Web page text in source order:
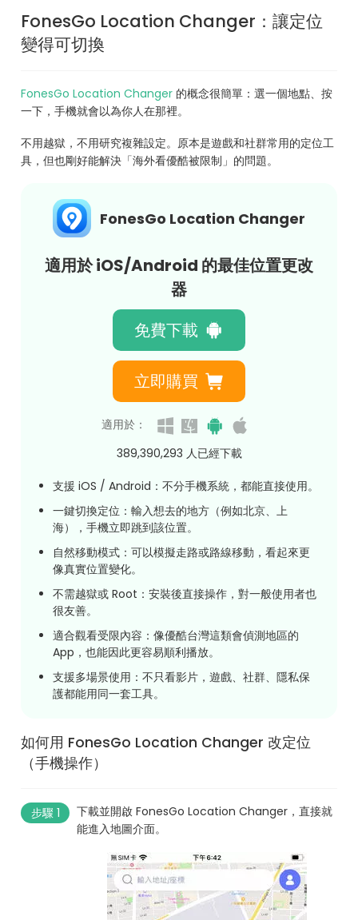
FonesGo Location Changer：讓定位
變得可切換
FonesGo Location Changer 的概念很簡單：選一個地點、按
一下，手機就會以為你人在那裡。
不用越獄，不用研究複雜設定。原本是遊戲和社群常用的定位工
具，但也剛好能解決「海外看優酷被限制」的問題。
FonesGo Location Changer
適用於 iOS/Android 的最佳位置更改
器
免費下載
立即購買
適用於：
389,390,298 人已經下載
支援 iOS / Android：不分手機系統，都能直接使用。
一鍵切換定位：輸入想去的地方（例如北京、上
海），手機立即跳到該位置。
自然移動模式：可以模擬走路或路線移動，看起來更
像真實位置變化。
不需越獄或 Root：安裝後直接操作，對一般使用者也
很友善。
適合觀看受限內容：像優酷台灣這類會偵測地區的
App，也能因此更容易順利播放。
支援多場景使用：不只看影片，遊戲、社群、隱私保
護都能用同一套工具。
如何用 FonesGo Location Changer 改定位
（手機操作）
步驟 1
下載並開啟 FonesGo Location Changer，直接就
能進入地圖介面。